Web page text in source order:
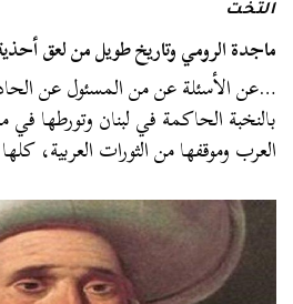
التخت
ماجدة الرومي وتاريخ طويل من لعق
…عن الأسئلة عن من المسئول عن
بالنخبة الحاكمة في لبنان وتورطها
العرب وموقفها من الثورات العربية،